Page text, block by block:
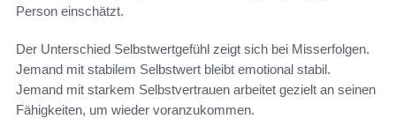
Person einschätzt.
Der Unterschied Selbstwertgefühl zeigt sich bei Misserfolgen.
Jemand mit stabilem Selbstwert bleibt emotional stabil.
Jemand mit starkem Selbstvertrauen arbeitet gezielt an seinen
Fähigkeiten, um wieder voranzukommen.